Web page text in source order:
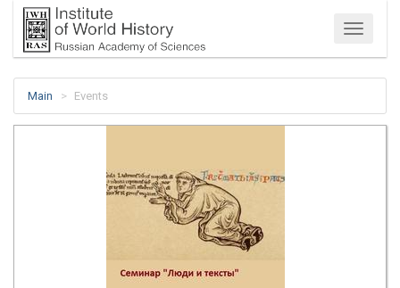
Menu
Main Events